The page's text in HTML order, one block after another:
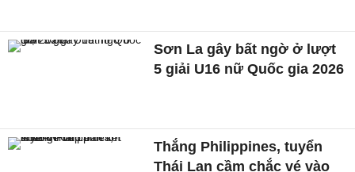
Sơn La gây bất ngờ ở lượt
5 giải U16 nữ Quốc gia 2026
Thắng Philippines, tuyển
Thái Lan cầm chắc vé vào